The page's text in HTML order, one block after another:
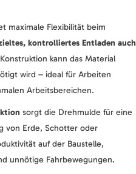
maximale Flexibilität beim
kontrolliertes Entladen auch
kann das Material
wird – ideal für Arbeiten
Arbeitsbereichen.
sorgt die Drehmulde für eine
von Erde, Schotter oder
auf der Baustelle,
unnötige Fahrbewegungen.